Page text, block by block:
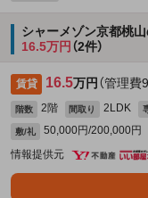
シャーメゾン京都桃
16.5万円 （2件）
賃貸 16.5万円 （管理費
階数 2階 間取り 2LDK
敷/礼
50,000円/200,000円
情報提供元